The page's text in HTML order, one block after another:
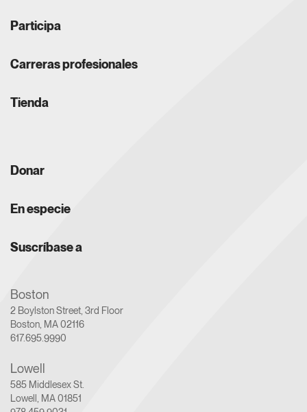
Participa
Carreras profesionales
Tienda
Donar
En especie
Suscríbase a
Boston
2 Boylston Street, 3rd Floor
Boston, MA 02116
617.695.9990
Lowell
585 Middlesex St.
Lowell, MA 01851